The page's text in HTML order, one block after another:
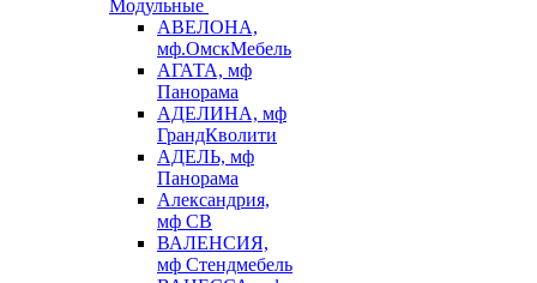
Модульные
АВЕЛОНА,
мф.ОмскМебель
АГАТА, мф
Панорама
АДЕЛИНА, мф
ГрандКволити
АДЕЛЬ, мф
Панорама
Александрия,
мф СВ
ВАЛЕНСИЯ,
мф Стендмебель